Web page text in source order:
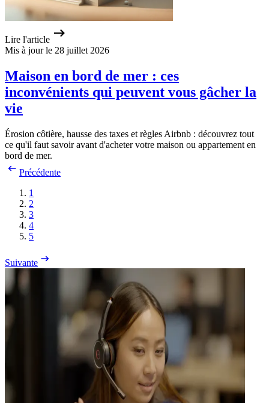
Lire l'article
Mis à jour le 28 juillet 2026
Maison en bord de mer : ces
inconvénients qui peuvent vous gâcher la
vie
Érosion côtière, hausse des taxes et règles Airbnb : découvrez tout
ce qu'il faut savoir avant d'acheter votre maison ou appartement en
bord de mer.
Précédente
1
2
3
4
5
Suivante